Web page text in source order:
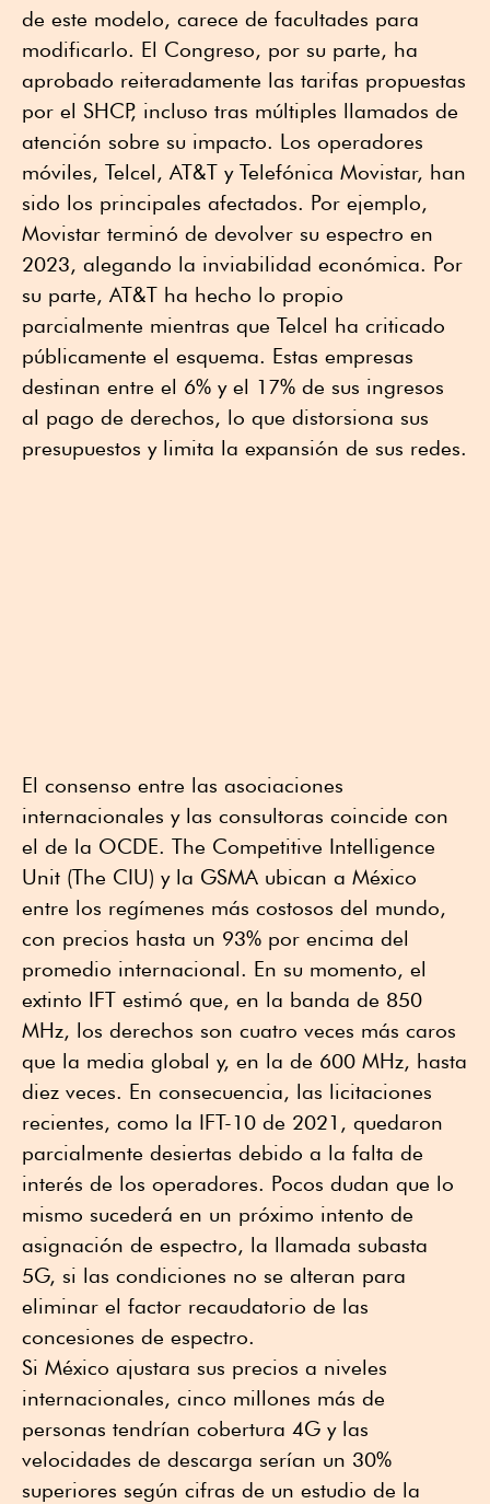
de este modelo, carece de facultades para
modificarlo. El Congreso, por su parte, ha
aprobado reiteradamente las tarifas propuestas
por el SHCP, incluso tras múltiples llamados de
atención sobre su impacto. Los operadores
móviles, Telcel, AT&T y Telefónica Movistar, han
sido los principales afectados. Por ejemplo,
Movistar terminó de devolver su espectro en
2023, alegando la inviabilidad económica. Por
su parte, AT&T ha hecho lo propio
parcialmente mientras que Telcel ha criticado
públicamente el esquema. Estas empresas
destinan entre el 6% y el 17% de sus ingresos
al pago de derechos, lo que distorsiona sus
presupuestos y limita la expansión de sus redes.
El consenso entre las asociaciones
internacionales y las consultoras coincide con
el de la OCDE. The Competitive Intelligence
Unit (The CIU) y la GSMA ubican a México
entre los regímenes más costosos del mundo,
con precios hasta un 93% por encima del
promedio internacional. En su momento, el
extinto IFT estimó que, en la banda de 850
MHz, los derechos son cuatro veces más caros
que la media global y, en la de 600 MHz, hasta
diez veces. En consecuencia, las licitaciones
recientes, como la IFT-10 de 2021, quedaron
parcialmente desiertas debido a la falta de
interés de los operadores. Pocos dudan que lo
mismo sucederá en un próximo intento de
asignación de espectro, la llamada subasta
5G, si las condiciones no se alteran para
eliminar el factor recaudatorio de las
concesiones de espectro.
Si México ajustara sus precios a niveles
internacionales, cinco millones más de
personas tendrían cobertura 4G y las
velocidades de descarga serían un 30%
superiores según cifras de un estudio de la